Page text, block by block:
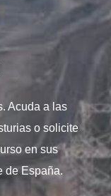
Acuda a las
o solicite
en sus
de España.